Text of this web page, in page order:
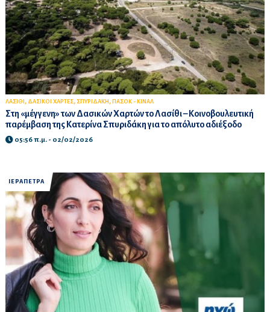
ΛΑΣΙΘΙ , ΔΑΣΙΚΟΙ ΧΑΡΤΕΣ, ΣΠΥΡΙΔΑΚΗ , ΠΑΣΟΚ - ΚΙΝΑΛ
Στη «μέγγενη» των Δασικών Χαρτών το Λασίθι – Κοινοβουλευτική
παρέμβαση της Κατερίνα Σπυριδάκη για το απόλυτο αδιέξοδο
05:56 π.μ. - 02/02/2026
ΙΕΡΑΠΕΤΡΑ